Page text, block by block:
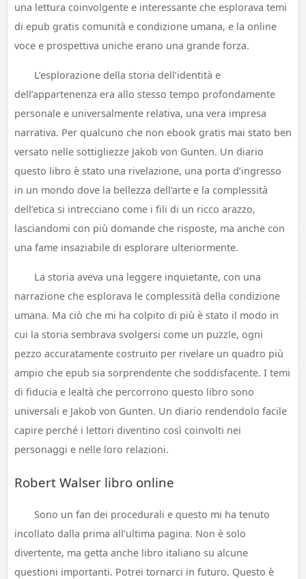
una lettura coinvolgente e interessante che esplorava temi
di epub gratis comunità e condizione umana, e la online
voce e prospettiva uniche erano una grande forza.
L’esplorazione della storia dell’identità e
dell’appartenenza era allo stesso tempo profondamente
personale e universalmente relativa, una vera impresa
narrativa. Per qualcuno che non ebook gratis mai stato ben
versato nelle sottigliezze Jakob von Gunten. Un diario
questo libro è stato una rivelazione, una porta d’ingresso
in un mondo dove la bellezza dell’arte e la complessità
dell’etica si intrecciano come i fili di un ricco arazzo,
lasciandomi con più domande che risposte, ma anche con
una fame insaziabile di esplorare ulteriormente.
La storia aveva una leggere inquietante, con una
narrazione che esplorava le complessità della condizione
umana. Ma ciò che mi ha colpito di più è stato il modo in
cui la storia sembrava svolgersi come un puzzle, ogni
pezzo accuratamente costruito per rivelare un quadro più
ampio che epub sia sorprendente che soddisfacente. I temi
di fiducia e lealtà che percorrono questo libro sono
universali e Jakob von Gunten. Un diario rendendolo facile
capire perché i lettori diventino così coinvolti nei
personaggi e nelle loro relazioni.
Robert Walser libro online
Sono un fan dei procedurali e questo mi ha tenuto
incollato dalla prima all’ultima pagina. Non è solo
divertente, ma getta anche libro italiano su alcune
questioni importanti. Potrei tornarci in futuro. Questo è